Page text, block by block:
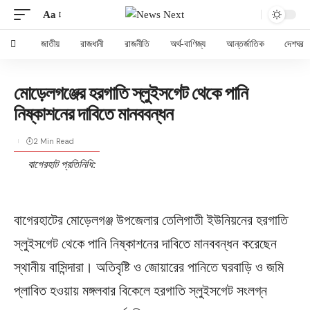
Aa
জাতীয় রাজধানী রাজনীতি অর্থ-বাণিজ্য আন্তর্জাতিক দেশঘর
মোড়েলগঞ্জের হরগাতি স্লুইসগেট থেকে পানি
নিষ্কাশনের দাবিতে মানববন্ধন
বাগেরহাট প্রতিনিধি:
2 Min Read
বাগেরহাটের মোড়েলগঞ্জ উপজেলার তেলিগাতী ইউনিয়নের হরগাতি
স্লুইসগেট থেকে পানি নিষ্কাশনের দাবিতে মানববন্ধন করেছেন
স্থানীয় বাসিন্দারা। অতিবৃষ্টি ও জোয়ারের পানিতে ঘরবাড়ি ও জমি
প্লাবিত হওয়ায় মঙ্গলবার বিকেলে হরগাতি স্লুইসগেট সংলগ্ন